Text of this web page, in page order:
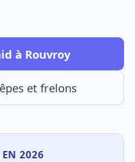
à Rouvroy
et frelons
2026